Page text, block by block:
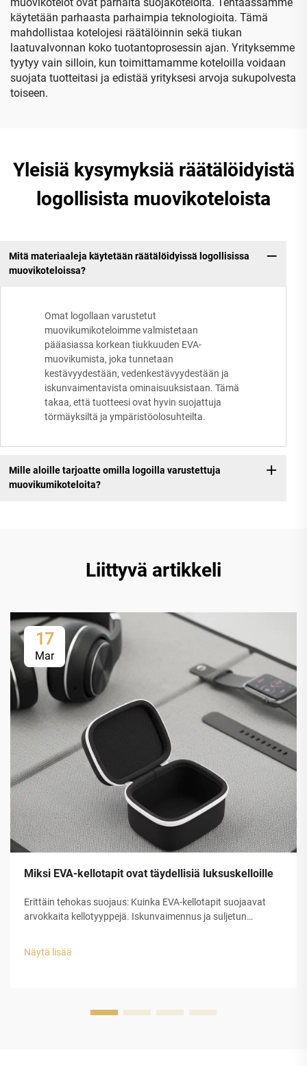
käytetään parhaasta parhaimpia teknologioita. Tämä
mahdollistaa kotelojesi räätälöinnin sekä tiukan
laatuvalvonnan koko tuotantoprosessin ajan. Yrityksemme
tyytyy vain silloin, kun toimittamamme koteloilla voidaan
suojata tuotteitasi ja edistää yrityksesi arvoja sukupolvesta
toiseen.
Yleisiä kysymyksiä räätälöidyistä
logollisista muovikoteloista
Mitä materiaaleja käytetään räätälöidyissä logollisissa
muovikoteloissa?
Omat logollaan varustetut
muovikumikoteloimme valmistetaan
pääasiassa korkean tiukkuuden EVA-
muovikumista, joka tunnetaan
kestävyydestään, vedenkestävyydestään ja
iskunvaimentavista ominaisuuksistaan. Tämä
takaa, että tuotteesi ovat hyvin suojattuja
törmäyksiltä ja ympäristöolosuhteilta.
Mille aloille tarjoatte omilla logoilla varustettuja
muovikumikoteloita?
Liittyvä artikkeli
17
Mar
Miksi EVA-kellotapit ovat täydellisiä luksuskelloille
Erittäin tehokas suojaus: Kuinka EVA-kellotapit suojaavat
arvokkaita kellotyyppejä. Iskunvaimennus ja suljetun
erinomainen suojauskyky luksuskellojen tappeihin...
Näytä lisää